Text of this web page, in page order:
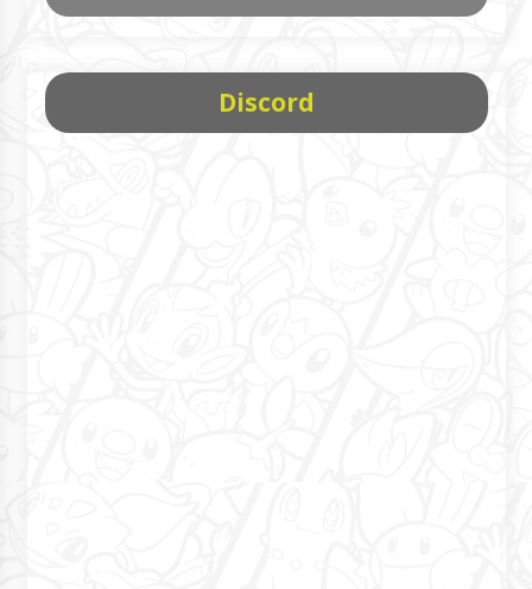
Discord